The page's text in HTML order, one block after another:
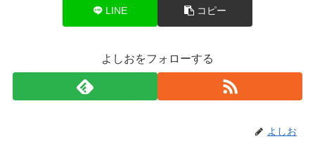
LINE コピー
よしおをフォローする
よしお